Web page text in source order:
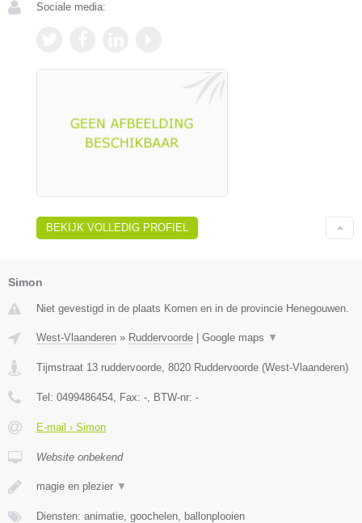
Sociale media:
BEKIJK VOLLEDIG PROFIEL
Simon
Niet gevestigd in de plaats Komen en in de provincie Henegouwen.
West-Vlaanderen » Ruddervoorde | Google maps ▼
Tijmstraat 13 ruddervoorde 8020 Ruddervoorde (West-Vlaanderen)
Tel: 0499486454 , Fax: - , BTW-nr: -
E-mail › Simon
Website onbekend
magie en plezier ▼
Diensten: animatie, goochelen, ballonplooien